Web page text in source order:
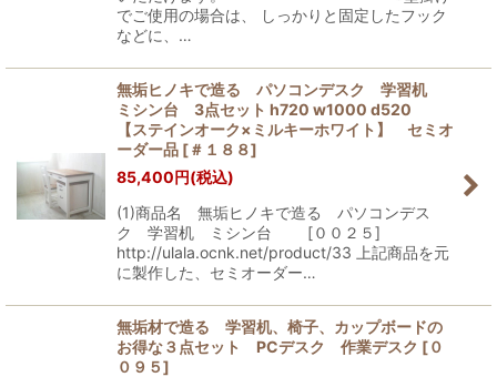
でご使用の場合は、 しっかりと固定したフック
などに、…
無垢ヒノキで造る パソコンデスク 学習机
ミシン台 3点セット h720 w1000 d520
【ステインオーク×ミルキーホワイト】 セミオ
ーダー品 [＃１８８]
85,400円(税込)
(1)商品名 無垢ヒノキで造る パソコンデス
ク 学習机 ミシン台 [００２５]
http://ulala.ocnk.net/product/33 上記商品を元
に製作した、セミオーダー…
無垢材で造る 学習机、椅子、カップボードの
お得な３点セット PCデスク 作業デスク [０
０９５]